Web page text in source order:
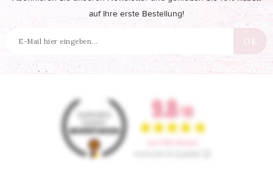
auf Ihre erste Bestellung!